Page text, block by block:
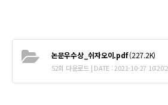
논문우수상_쉬자오이.pdf(227.2K)
52회 다운로드 | DATE : 2021-10-27